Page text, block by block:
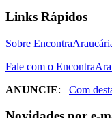
Links Rápidos
Sobre
Fale com o
ANUNCIE: Com